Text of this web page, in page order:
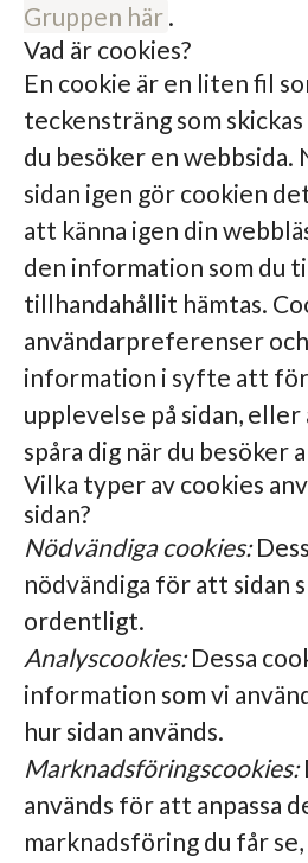
Gruppen här .
Vad är cookies?
En cookie är en liten fil
teckensträng som
du besöker en webbsida.
sidan igen gör cookien
att känna igen din
den information som du
tillhandahållit hämtas.
användarpreferenser
information i syfte att
upplevelse på sidan,
spåra dig när du besöker
Vilka typer av cookies
sidan?
Nödvändiga cookies:
nödvändiga för att sidan
ordentligt.
Analyscookies:Dessa
information som vi
hur sidan används.
Marknadsföringscookies:
används för att anpassa
marknadsföring du får